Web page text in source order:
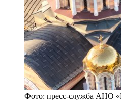
Фото: пресс-служба АНО